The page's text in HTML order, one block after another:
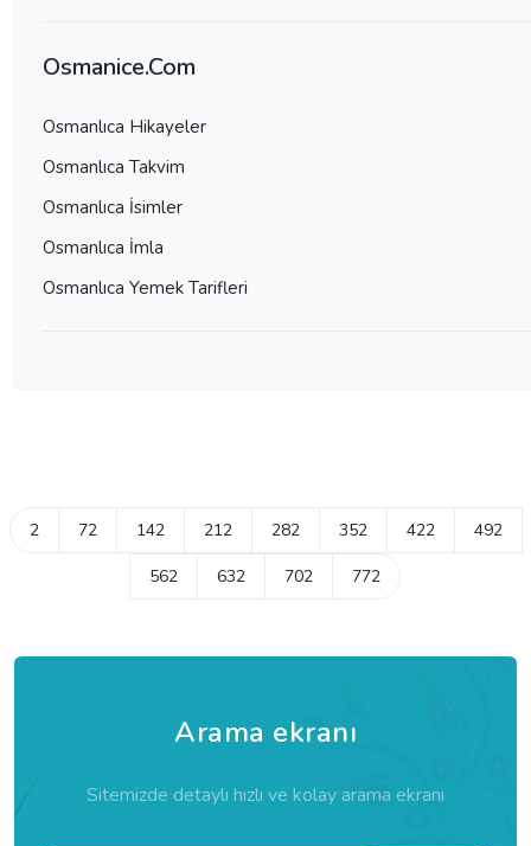
Osmanice.Com
Osmanlıca Hikayeler
Osmanlıca Takvim
Osmanlıca İsimler
Osmanlıca İmla
Osmanlıca Yemek Tarifleri
2 72 142 212 282 352 422 492
562 632 702 772
Arama ekranı
Sitemizde detaylı hızlı ve kolay arama ekranı